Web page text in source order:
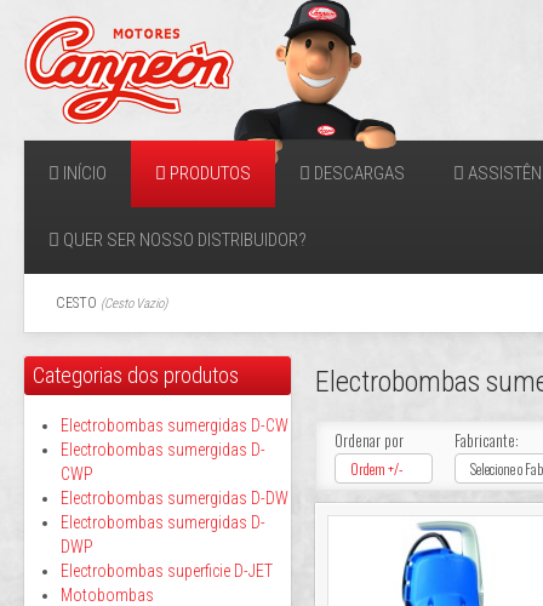
INÍCIO PRODUTOS DESCARGAS
QUER SER NOSSO DISTRIBUIDOR?
CESTO (Cesto Vazio)
Electrobombas
Ordenar por
Ordem +/-
Fabricante:
Selecione o
Categorias dos produtos
Electrobombas sumergidas D-CW
Electrobombas sumergidas D-
CWP
Electrobombas sumergidas D-DW
Electrobombas sumergidas D-
DWP
Electrobombas superficie D-JET
Motobombas